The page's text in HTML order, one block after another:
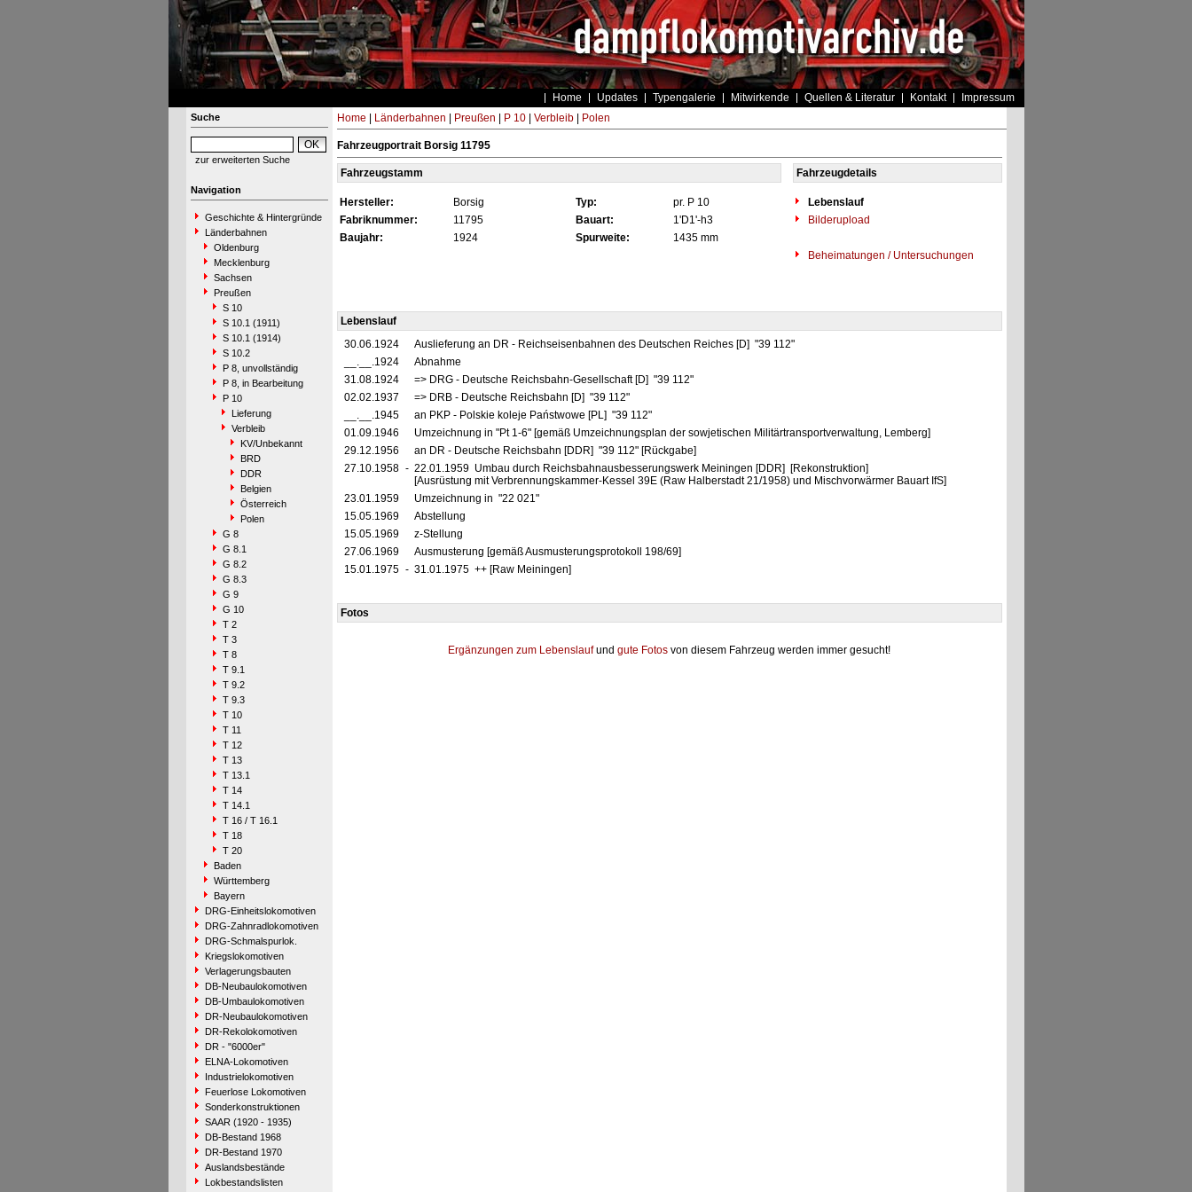
Home Updates Typengalerie Mitwirkende Quellen & Literatur Kontakt Impressum
Suche
zur erweiterten Suche
Navigation
Geschichte & Hintergründe
Länderbahnen
Oldenburg
Mecklenburg
Sachsen
Preußen
S 10
S 10.1 (1911)
S 10.1 (1914)
S 10.2
P 8, unvollständig
P 8, in Bearbeitung
P 10
Lieferung
Verbleib
KV/Unbekannt
BRD
DDR
Belgien
Österreich
Polen
G 8
G 8.1
G 8.2
G 8.3
G 9
G 10
T 2
T 3
T 8
T 9.1
T 9.2
T 9.3
T 10
T 11
T 12
T 13
T 13.1
T 14
T 14.1
T 16 / T 16.1
T 18
T 20
Baden
Württemberg
Bayern
DRG-Einheitslokomotiven
DRG-Zahnradlokomotiven
DRG-Schmalspurlok.
Kriegslokomotiven
Verlagerungsbauten
DB-Neubaulokomotiven
DB-Umbaulokomotiven
DR-Neubaulokomotiven
DR-Rekolokomotiven
DR - "6000er"
ELNA-Lokomotiven
Industrielokomotiven
Feuerlose Lokomotiven
Sonderkonstruktionen
SAAR (1920 - 1935)
DB-Bestand 1968
DR-Bestand 1970
Auslandsbestände
Lokbestandslisten
Home Länderbahnen Preußen P 10| Verbleib| Polen
Fahrzeugportrait Borsig 11795
Fahrzeugstamm Fahrzeugdetails
Hersteller: Borsig Typ: pr. P 10
Lebenslauf
Fabriknummer:
11795 Bauart: 1'D1'-h3
Bilderupload
Baujahr:
1924 Spurweite:
1435 mm
Beheimatungen / Untersuchungen
Lebenslauf
30.06.1924
Auslieferung an DR - Reichseisenbahnen des Deutschen Reiches [D] "39 112"
__.__.1924
Abnahme
31.08.1924
=> DRG - Deutsche Reichsbahn-Gesellschaft [D] "39 112"
02.02.1937
=> DRB - Deutsche Reichsbahn [D] "39 112"
__.__.1945
an PKP - Polskie koleje Państwowe [PL] "39 112"
01.09.1946
Umzeichnung in "Pt 1-6" [gemäß Umzeichnungsplan der sowjetischen Militärtransportverwaltung, Lemberg]
29.12.1956
an DR - Deutsche Reichsbahn [DDR] "39 112" [Rückgabe]
27.10.1958 - 22.01.1959 Umbau durch Reichsbahnausbesserungswerk Meiningen [DDR] [Rekonstruktion]
[Ausrüstung mit Verbrennungskammer-Kessel 39E (Raw Halberstadt 21/1958) und Mischvorwärmer Bauart IfS]
23.01.1959
Umzeichnung in "22 021"
15.05.1969
Abstellung
15.05.1969
z-Stellung
27.06.1969
Ausmusterung [gemäß Ausmusterungsprotokoll 198/69]
15.01.1975 - 31.01.1975 ++ [Raw Meiningen]
Fotos
Ergänzungen zum Lebenslaufund gute Fotos von diesem Fahrzeug werden immer gesucht!